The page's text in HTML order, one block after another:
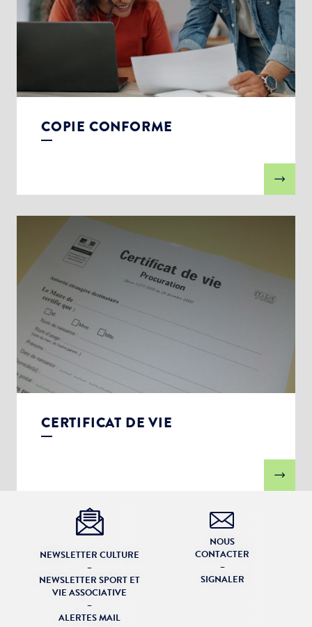
COPIE CONFORME
CERTIFICAT DE VIE
NEWSLETTER CULTURE
–
NEWSLETTER SPORT ET
VIE ASSOCIATIVE
–
ALERTES MAIL
NOUS
CONTACTER
–
SIGNALER